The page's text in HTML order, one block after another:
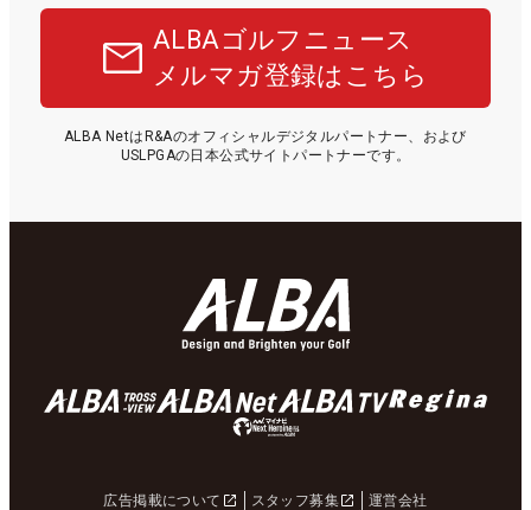
ALBAゴルフニュース
メルマガ登録はこちら
ALBA NetはR&Aのオフィシャルデジタルパートナー、および
USLPGAの日本公式サイトパートナーです。
広告掲載について スタッフ募集
運営会社